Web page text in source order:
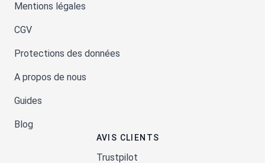
Mentions légales
CGV
Protections des données
A propos de nous
Guides
Blog
AVIS CLIENTS
Trustpilot